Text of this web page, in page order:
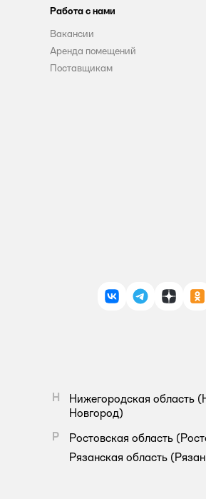
Работа с нами
Вакансии
Аренда помещений
Поставщикам
ВКонтакте
TelegramДзен
Н Нижегородская область
Новгород)
Р
Ростовская область
Рязанская область